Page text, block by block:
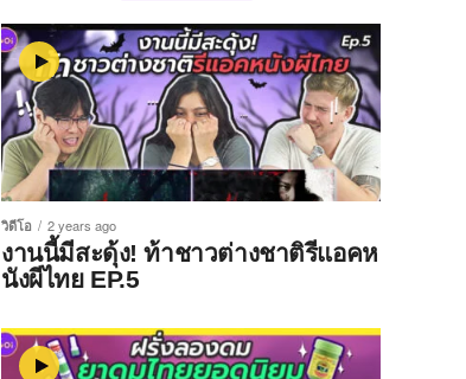
วิดีโอ 2 years ago
งานนี้มีสะดุ้ง! ท้าชาวต่างชาติรีแอคห
นังผีไทย EP.5